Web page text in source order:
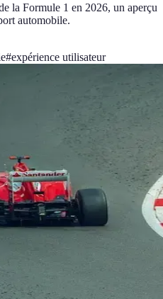
la Formule 1 en 2026, un aperçu
automobile.
#expérience utilisateur